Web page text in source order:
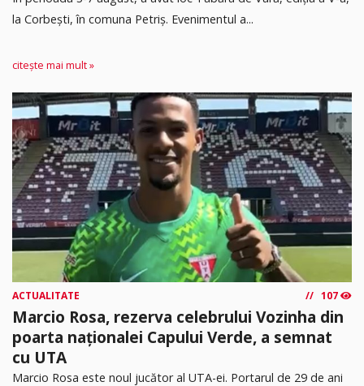
la Corbești, în comuna Petriș. Evenimentul a...
citește mai mult »
ACTUALITATE 107
Marcio Rosa, rezerva celebrului Vozinha din
poarta naționalei Capului Verde, a semnat
cu UTA
Marcio Rosa este noul jucător al UTA-ei. Portarul de 29 de ani